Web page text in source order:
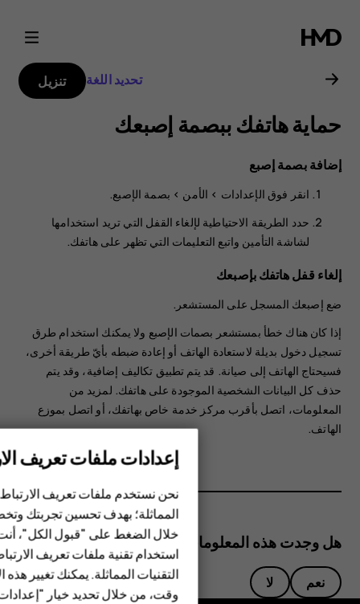
دليل
مستخدم
Nokia
C22
الهواتف الذكية
الهواتف المميزة
الأكسسوارات
HMD Terra M
تحديد اللغة تنزيل
حماية هاتفك ببصمة إصبعك
إضافة بصمة إصبع
انقر فوق الإعدادات > الأمن > بصمة الإصبع.
حدد الطريقة الاحتياطية لإلغاء القفل التي تريد استخدامها
لشاشة التأمين واتبع التعليمات التي تظهر على هاتفك.
إلغاء قفل هاتفك بإصبعك
ضع إصبعك المسجل على المستشعر.
إذا كان هناك خطأ بمستشعر بصمات الإصبع ولا يمكنك استخدام طرق
تسجيل دخول بديلة لاستعادة الهاتف أو إعادة ضبطه بأيّ طريقة أخرى،
فسيحتاج الهاتف إلى صيانة.‬ قد يتم تطبيق تكاليف إضافية، وقد يتم
حذف كل البيانات الشخصية الموجودة على هاتفك. لمزيد من
المعلومات، اتصل بأقرب مركز خدمة خاص بهاتفك، أو اتصل بموزع
الهاتف.
هل وجدت هذه المعلومات مفيدة؟
نعم لا
إعدادات ملفات تعريف
نحن نستخدم ملفات تعريف
المماثلة؛ بهدف تحسين تجربتك
خلال الضغط على "قبول الكل"،
استخدام تقنية ملفات تعريف
التقنيات المماثلة. يمكنك تغيير
وقت، من خلال تحديد خيار